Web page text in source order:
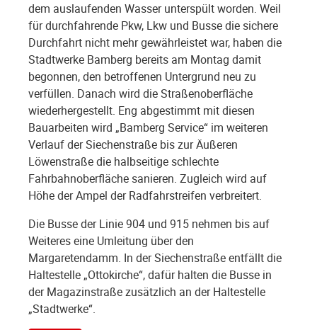
dem auslaufenden Wasser unterspült worden. Weil
für durchfahrende Pkw, Lkw und Busse die sichere
Durchfahrt nicht mehr gewährleistet war, haben die
Stadtwerke Bamberg bereits am Montag damit
begonnen, den betroffenen Untergrund neu zu
verfüllen. Danach wird die Straßenoberfläche
wiederhergestellt. Eng abgestimmt mit diesen
Bauarbeiten wird „Bamberg Service“ im weiteren
Verlauf der Siechenstraße bis zur Äußeren
Löwenstraße die halbseitige schlechte
Fahrbahnoberfläche sanieren. Zugleich wird auf
Höhe der Ampel der Radfahrstreifen verbreitert.
Die Busse der Linie 904 und 915 nehmen bis auf
Weiteres eine Umleitung über den
Margaretendamm. In der Siechenstraße entfällt die
Haltestelle „Ottokirche“, dafür halten die Busse in
der Magazinstraße zusätzlich an der Haltestelle
„Stadtwerke“.